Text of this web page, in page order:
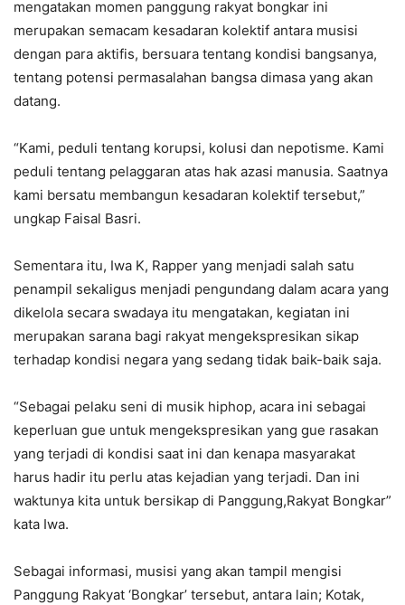
mengatakan momen panggung rakyat bongkar ini
merupakan semacam kesadaran kolektif antara musisi
dengan para aktifis, bersuara tentang kondisi bangsanya,
tentang potensi permasalahan bangsa dimasa yang akan
datang.
“Kami, peduli tentang korupsi, kolusi dan nepotisme. Kami
peduli tentang pelaggaran atas hak azasi manusia. Saatnya
kami bersatu membangun kesadaran kolektif tersebut,”
ungkap Faisal Basri.
Sementara itu, Iwa K, Rapper yang menjadi salah satu
penampil sekaligus menjadi pengundang dalam acara yang
dikelola secara swadaya itu mengatakan, kegiatan ini
merupakan sarana bagi rakyat mengekspresikan sikap
terhadap kondisi negara yang sedang tidak baik-baik saja.
“Sebagai pelaku seni di musik hiphop, acara ini sebagai
keperluan gue untuk mengekspresikan yang gue rasakan
yang terjadi di kondisi saat ini dan kenapa masyarakat
harus hadir itu perlu atas kejadian yang terjadi. Dan ini
waktunya kita untuk bersikap di Panggung,Rakyat Bongkar”
kata Iwa.
Sebagai informasi, musisi yang akan tampil mengisi
Panggung Rakyat ‘Bongkar’ tersebut, antara lain; Kotak,